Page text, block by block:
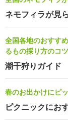
ネモフィラが見
全国各地のおすす
るもの採り方のコ
潮干狩りガイド
春のお出かけにピ
ピクニックにお